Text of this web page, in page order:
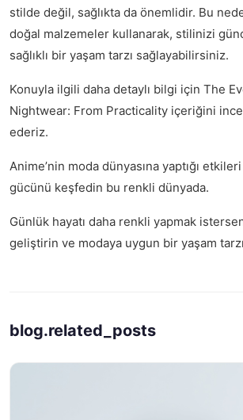
stilde değil, sağlıkta da önemlidir. Bu
doğal malzemeler kullanarak, stilinizi
sağlıklı bir yaşam tarzı sağlayabilirsiniz.
Konuyla ilgili daha detaylı bilgi için The
Nightwear: From Practicality içeriğini
ederiz.
Anime’nin moda dünyasına yaptığı
gücünü keşfedin bu renkli dünyada.
Günlük hayatı daha renkli yapmak
geliştirin ve modaya uygun bir yaşam
blog.related_posts